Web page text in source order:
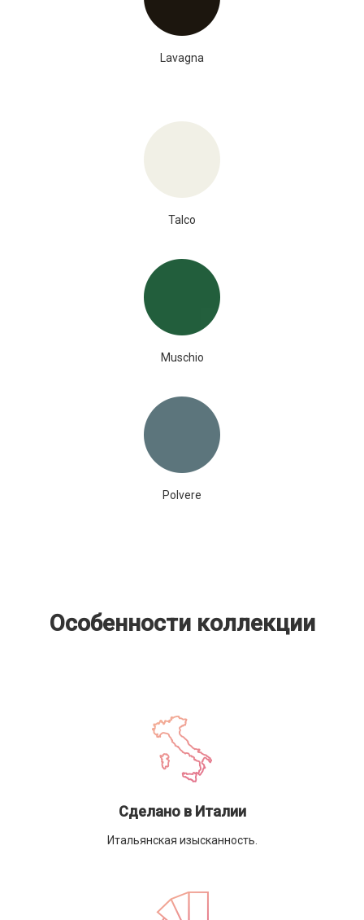
Lavagna
Talco
Muschio
Polvere
Особенности коллекции
Сделано в Италии
Итальянская изысканность.